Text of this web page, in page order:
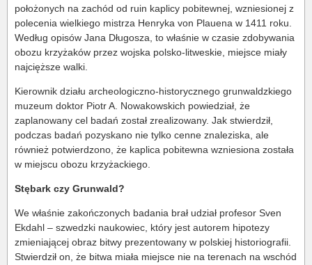
położonych na zachód od ruin kaplicy pobitewnej, wzniesionej z
polecenia wielkiego mistrza Henryka von Plauena w 1411 roku.
Według opisów Jana Długosza, to właśnie w czasie zdobywania
obozu krzyżaków przez wojska polsko-litweskie, miejsce miały
najcięższe walki.
Kierownik działu archeologiczno-historycznego grunwaldzkiego
muzeum doktor Piotr A. Nowakowskich powiedział, że
zaplanowany cel badań został zrealizowany. Jak stwierdził,
podczas badań pozyskano nie tylko cenne znaleziska, ale
również potwierdzono, że kaplica pobitewna wzniesiona została
w miejscu obozu krzyżackiego.
Stębark czy Grunwald?
We właśnie zakończonych badania brał udział profesor Sven
Ekdahl – szwedzki naukowiec, który jest autorem hipotezy
zmieniającej obraz bitwy prezentowany w polskiej historiografii.
Stwierdził on, że bitwa miała miejsce nie na terenach na wschód